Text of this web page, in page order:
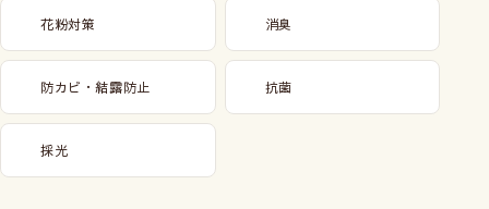
花粉対策 消臭
防カビ・結露防止 抗菌
採光